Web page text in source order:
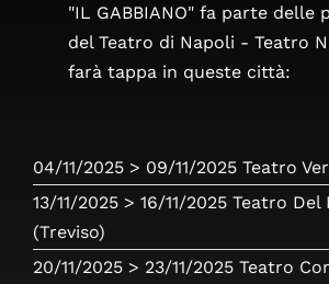
"IL GABBIANO" fa parte delle
del Teatro di Napoli - Teatro
farà tappa in queste città:
04/11/2025 > 09/11/2025Teatro
13/11/2025 > 16/11/2025Teatro Del
(Treviso)
20/11/2025 > 23/11/2025Teatro